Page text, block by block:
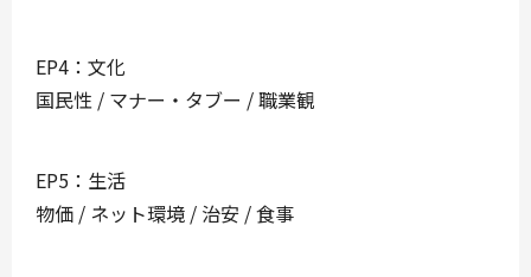
EP4：文化
国民性 / マナー・タブー / 職業観
EP5：生活
物価 / ネット環境 / 治安 / 食事